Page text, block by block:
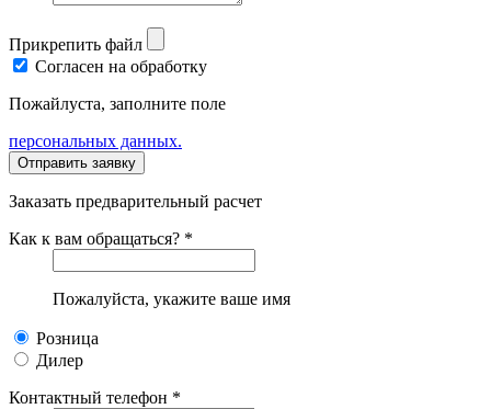
Прикрепить файл
Согласен на обработку
Пожайлуста, заполните поле
персональных данных.
Заказать предварительный расчет
Как к вам обращаться? *
Пожалуйста, укажите ваше имя
Розница
Дилер
Контактный телефон *